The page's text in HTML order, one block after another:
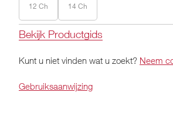
12 Ch 14 Ch
Bekijk Productgids
Kunt u niet vinden wat u zoekt? Neem
Gebruiksaanwijzing